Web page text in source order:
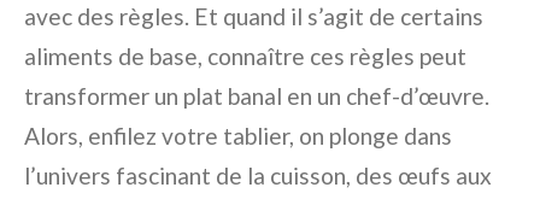
avec des règles. Et quand il s’agit de certains
aliments de base, connaître ces règles peut
transformer un plat banal en un chef-d’œuvre.
Alors, enfilez votre tablier, on plonge dans
l’univers fascinant de la cuisson, des œufs aux